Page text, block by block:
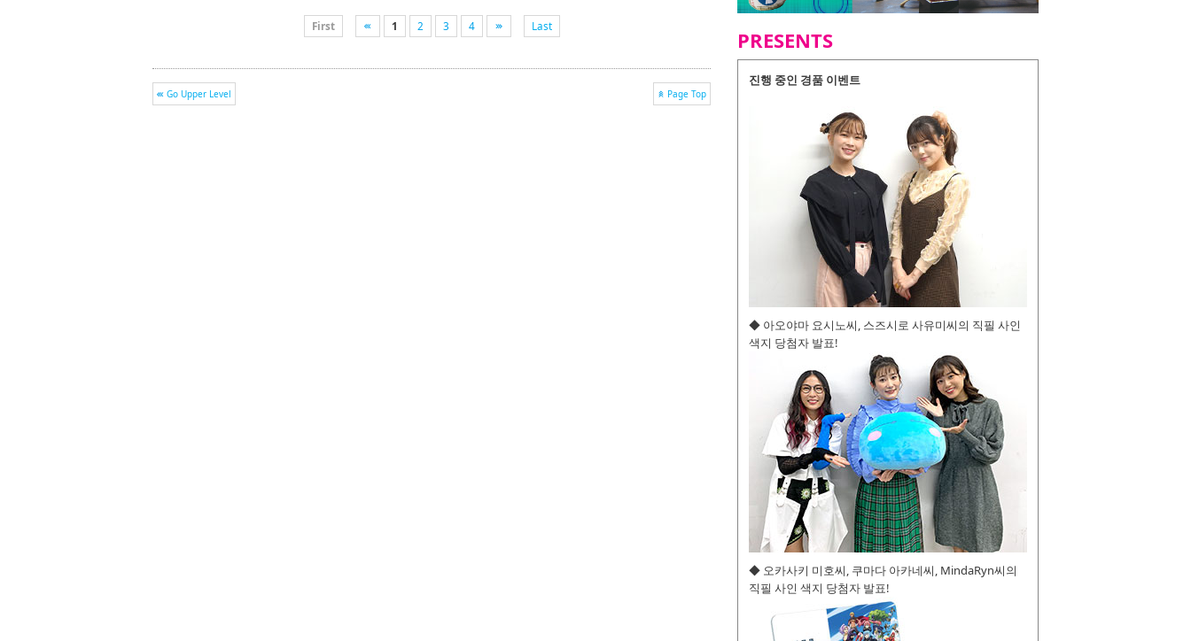
First 1 2 3 4 Last
Go Upper Level Page Top
PRESENTS
진행 중인 경품 이벤트
◆ 아오야마 요시노씨, 스즈시로 사유미씨의 직필 사인
색지 당첨자 발표!
◆ 오카사키 미호씨, 쿠마다 아카네씨, MindaRyn씨의
직필 사인 색지 당첨자 발표!